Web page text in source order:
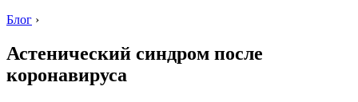
Блог ›
Астенический синдром после
коронавируса